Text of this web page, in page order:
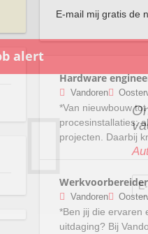
E-mail mij gratis de
Hardware
Vandoren
*Van nieuwbouw
procesinstallaties:
projecten. Daarbij
Vandoren
*Ben jij die ervaren
uitdaging? Bij